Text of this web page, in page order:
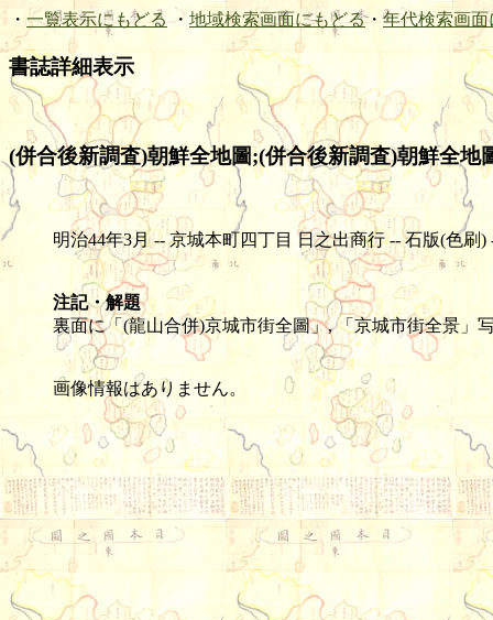
・ 一覧表示にもどる ・ 地域検索画面にもどる・ 年代検索画面
書誌詳細表示
(併合後新調査)朝鮮全地圖;(併合後新調査)朝鮮全地
明治44年3月 -- 京城本町四丁目 日之出商行 -- 石版(色刷)
注記・解題
裏面に「(龍山合併)京城市街全圖」, 「京城市街全景」
画像情報はありません。